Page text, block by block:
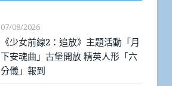
07/08/2026
《少女前線2：追放》主題活動「月
下安魂曲」古堡開放 精英人形「六
分儀」報到